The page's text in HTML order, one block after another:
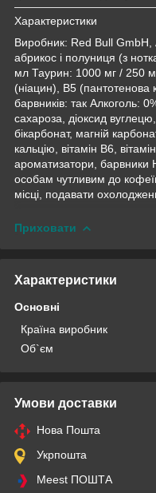
Характеристики
Виробник: Red Bull
абрикос і полуниця (з
мл Таурин: 1000 мг / 250
(ніацин), B5
барвників: так Алкоголь:
сахароза, діоксид
бікарбонат, магній
кальцію, вітамін B6,
ароматизатори, барвники
особам чутливим до
місці, подавати
Приховати
Характеристики
Основні
Країна виробник
Об`єм
Умови доставки
Нова Пошта
Укрпошта
Meest ПОШТА